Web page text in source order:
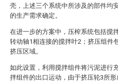
壳，上述三个系统中所涉及的部件均
的生产需求确定。
在进一步的方案中，压榨系统包括搅
转动轴1相连接的搅拌叶2；挤压组件
挤压区域。
如此设置，利用搅拌组件将污泥进行
拌组件的出口运动，由于挤压轮3所